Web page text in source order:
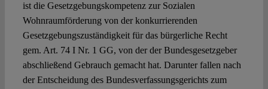
ist die Gesetzgebungskompetenz zur Sozialen
Wohnraumförderung von der konkurrierenden
Gesetzgebungszuständigkeit für das bürgerliche Recht
gem. Art. 74 I Nr. 1 GG, von der der Bundesgesetzgeber
abschließend Gebrauch gemacht hat. Darunter fallen nach
der Entscheidung des Bundesverfassungsgerichts zum